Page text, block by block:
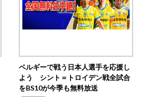
ベルギーで戦う日本人選手を応援し
よう シント＝トロイデン戦全試合
をBS10が今季も無料放送